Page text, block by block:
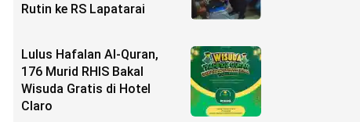
Rutin ke RS Lapatarai
Lulus Hafalan Al-Quran,
176 Murid RHIS Bakal
Wisuda Gratis di Hotel
Claro